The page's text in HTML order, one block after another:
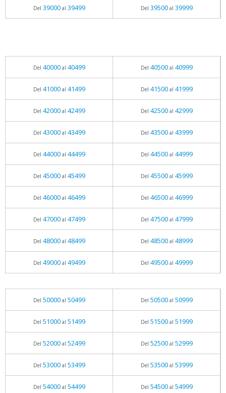
Del 39000al 39499 Del 39500al 39999
Del 40000al 40499 Del 40500al 40999
Del 41000al 41499 Del 41500al 41999
Del 42000al 42499 Del 42500al 42999
Del 43000al 43499 Del 43500al 43999
Del 44000al 44499 Del 44500al 44999
Del 45000al 45499 Del 45500al 45999
Del 46000al 46499 Del 46500al 46999
Del 47000al 47499 Del 47500al 47999
Del 48000al 48499 Del 48500al 48999
Del 49000al 49499 Del 49500al 49999
Del 50000al 50499 Del 50500al 50999
Del 51000al 51499 Del 51500al 51999
Del 52000al 52499 Del 52500al 52999
Del 53000al 53499 Del 53500al 53999
Del 54000al 54499 Del 54500al 54999